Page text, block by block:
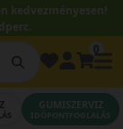
kedvezményesen!
GUMISZERVIZ
IDŐPONTFOGLALÁS